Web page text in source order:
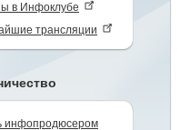
в Инфоклубе
трансляции
инфопродюсером